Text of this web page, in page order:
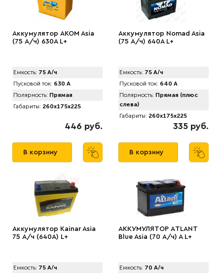
Аккумулятор AKOM Asia
(75 А/ч) 630A L+
Емкость: 75 А/ч
Пусковой ток: 630 А
Полярность: Прямая
Габариты: 260x175x225
446 руб.
В корзину
Аккумулятор Nomad Asia
(75 А/ч) 640A L+
Емкость: 75 А/ч
Пусковой ток: 640 А
Полярность: Прямая (плюс
слева)
Габариты: 260x175x225
335 руб.
В корзину
Аккумулятор Kainar Asia
75 А/ч (640A) L+
Емкость: 75 А/ч
АККУМУЛЯТОР АTLANT
Blue Asia (70 А/ч) A L+
Емкость: 70 А/ч